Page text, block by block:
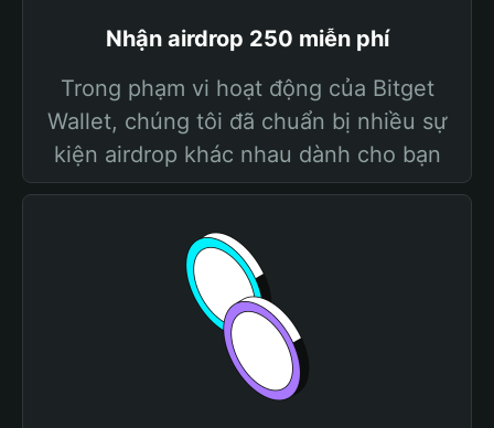
Nhận airdrop 250 miễn phí
Trong phạm vi hoạt động của Bitget
Wallet, chúng tôi đã chuẩn bị nhiều sự
kiện airdrop khác nhau dành cho bạn